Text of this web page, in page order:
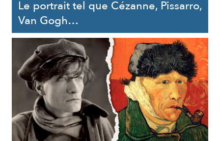
Le portrait tel que Cézanne, Pissarro,
Van Gogh…